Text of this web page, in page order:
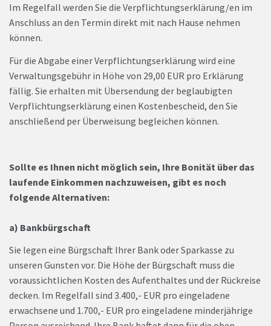
Im Regelfall werden Sie die Verpflichtungserklärung/en im
Anschluss an den Termin direkt mit nach Hause nehmen
können.
Für die Abgabe einer Verpflichtungserklärung wird eine
Verwaltungsgebühr in Höhe von 29,00 EUR pro Erklärung
fällig. Sie erhalten mit Übersendung der beglaubigten
Verpflichtungserklärung einen Kostenbescheid, den Sie
anschließend per Überweisung begleichen können.
Sollte es Ihnen nicht möglich sein, Ihre Bonität über das
laufende Einkommen nachzuweisen, gibt es noch
folgende Alternativen:
a) Bankbürgschaft
Sie legen eine Bürgschaft Ihrer Bank oder Sparkasse zu
unseren Gunsten vor. Die Höhe der Bürgschaft muss die
voraussichtlichen Kosten des Aufenthaltes und der Rückreise
decken. Im Regelfall sind 3.400,- EUR pro eingeladene
erwachsene und 1.700,- EUR pro eingeladene minderjährige